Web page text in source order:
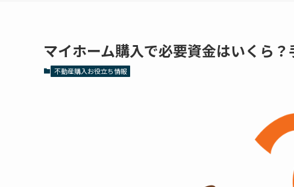
マイホーム購入で必要資金はいくら
不動産購入お役立ち情報